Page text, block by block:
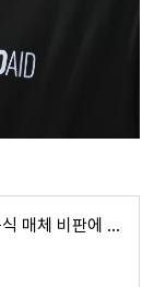
배우"장릉혁" 논란 심화!공식 매체 비판에 팬들의 무리수 대응까지, 이대로 위기일까?!